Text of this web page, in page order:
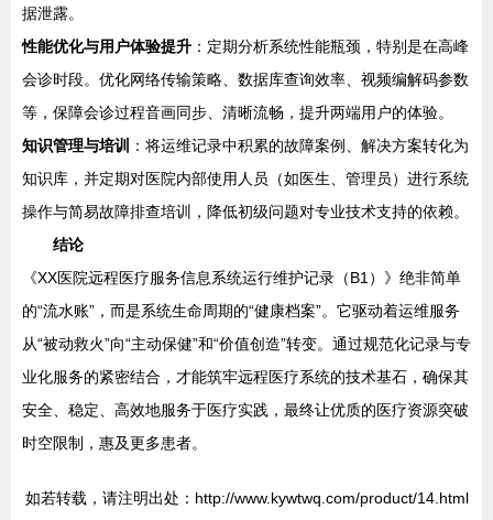
据泄露。
性能优化与用户体验提升 ：定期分析系统性能瓶颈，特别是在高峰
会诊时段。优化网络传输策略、数据库查询效率、视频编解码参数
等，保障会诊过程音画同步、清晰流畅，提升两端用户的体验。
知识管理与培训
：将运维记录中积累的故障案例、解决方案转化为
知识库，并定期对医院内部使用人员（如医生、管理员）进行系统
操作与简易故障排查培训，降低初级问题对专业技术支持的依赖。
结论
《XX医院远程医疗服务信息系统运行维护记录（B1）》绝非简单
的“流水账”，而是系统生命周期的“健康档案”。它驱动着运维服务
从“被动救火”向“主动保健”和“价值创造”转变。通过规范化记录与专
业化服务的紧密结合，才能筑牢远程医疗系统的技术基石，确保其
安全、稳定、高效地服务于医疗实践，最终让优质的医疗资源突破
时空限制，惠及更多患者。
如若转载，请注明出处：http://www.kywtwq.com/product/14.html